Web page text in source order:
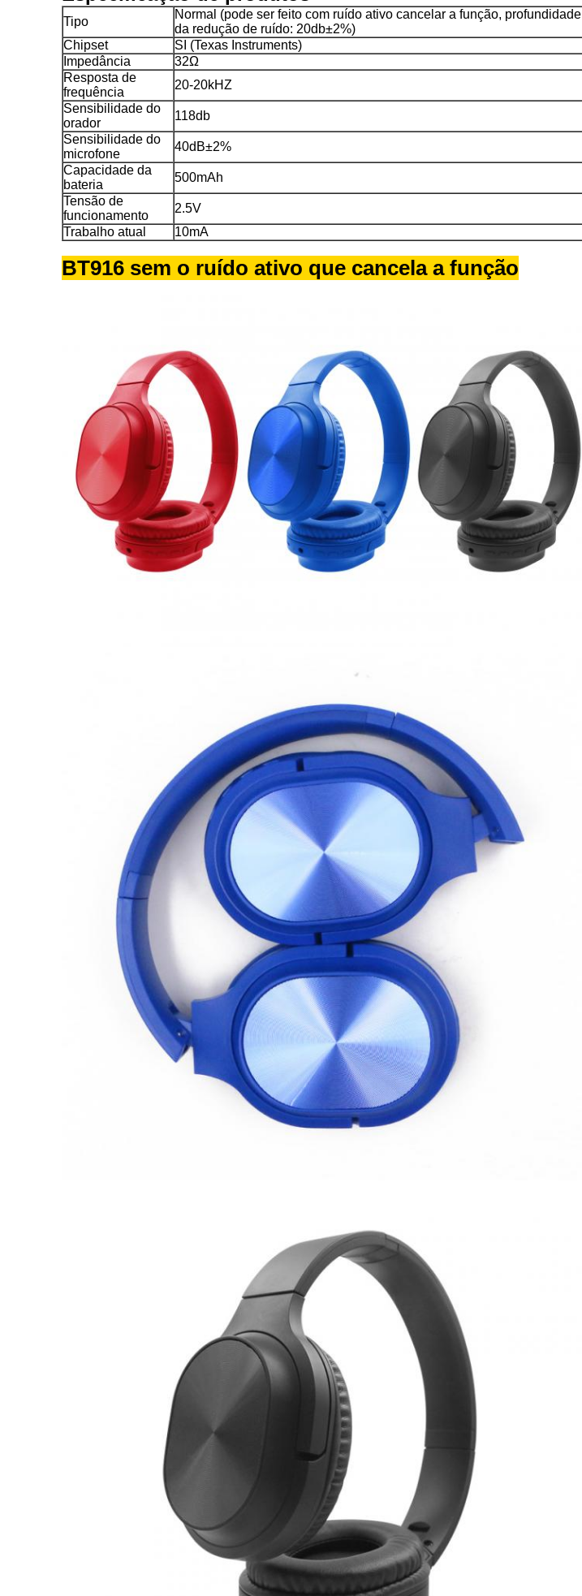
Tipo
Normal (pode ser feito com ruído ativo cancelar a função, profundidade
da redução de ruído: 20db±2%)
Chipset
SI (Texas Instruments)
Impedância
32Ω
Resposta de
frequência
20-20kHZ
Sensibilidade do
orador
118db
Sensibilidade do
microfone
40dB±2%
Capacidade da
bateria
500mAh
Tensão de
funcionamento
2.5V
Trabalho atual
10mA
BT916 sem o ruído ativo que cancela a função